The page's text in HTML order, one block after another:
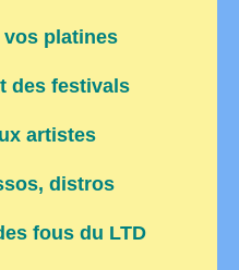
vos platines
des festivals
artistes
distros
fous du LTD